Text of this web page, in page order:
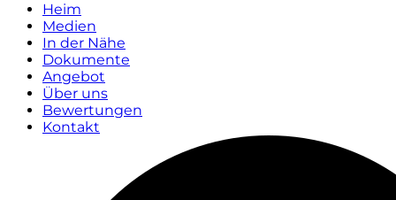
Heim
Medien
In der Nähe
Dokumente
Angebot
Über uns
Bewertungen
Kontakt